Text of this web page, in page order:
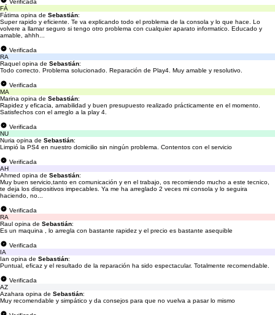
Verificada
FÁ
Fátima opina de Sebastián:
Super rapido y eficiente. Te va explicando todo el problema de la consola y lo que hace. Lo
volvere a llamar seguro si tengo otro problema con cualquier aparato informatico. Educado y
amable, ahhh...
Verificada
RA
Raquel opina de Sebastián:
Todo correcto. Problema solucionado. Reparación de Play4. Muy amable y resolutivo.
Verificada
MA
Marina opina de Sebastián:
Rapidez y eficacia, amabilidad y buen presupuesto realizado prácticamente en el momento.
Satisfechos con el arreglo a la play 4.
Verificada
NU
Nuria opina de Sebastián:
Limpió la PS4 en nuestro domicilio sin ningún problema. Contentos con el servicio
Verificada
AH
Ahmed opina de Sebastián:
Muy buen servicio,tanto en comunicación y en el trabajo, os recomiendo mucho a este tecnico,
te deja los dispositivos impecables. Ya me ha arreglado 2 veces mi consola y lo seguira
haciendo, no...
Verificada
RA
Raul opina de Sebastián:
Es un maquina , lo arregla con bastante rapidez y el precio es bastante asequible
Verificada
IA
Ian opina de Sebastián:
Puntual, eficaz y el resultado de la reparación ha sido espectacular. Totalmente recomendable.
Verificada
AZ
Azahara opina de Sebastián:
Muy recomendable y simpático y da consejos para que no vuelva a pasar lo mismo